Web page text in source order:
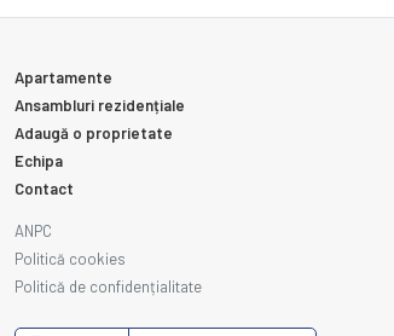
Apartamente
Ansambluri rezidențiale
Adaugă o proprietate
Echipa
Contact
ANPC
Politică cookies
Politică de confidențialitate